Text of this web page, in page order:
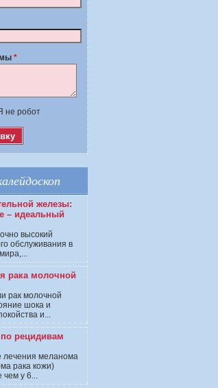
*
не робот
железы:
– идеальный
высокий
обслуживания в
рака молочной
рак молочной
шока и
и...
по рецидивам
лечения меланома
рака кожи)
чем у 6...